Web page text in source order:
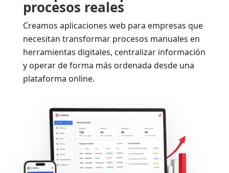
procesos reales
Creamos aplicaciones web para empresas que
necesitan transformar procesos manuales en
herramientas digitales, centralizar información
y operar de forma más ordenada desde una
plataforma online.